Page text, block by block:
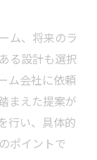
ム、将来のラ
る設計も選択
ム会社に依頼
まえた提案が
行い、具体的
ポイントで